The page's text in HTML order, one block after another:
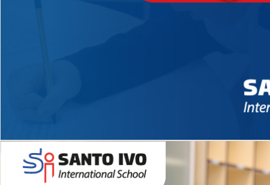
Novidades 2026 High School